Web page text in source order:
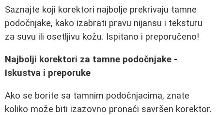
Saznajte koji korektori najbolje prekrivaju tamne
podočnjake, kako izabrati pravu nijansu i teksturu
za suvu ili osetljivu kožu. Ispitano i preporučeno!
Najbolji korektori za tamne podočnjake -
Iskustva i preporuke
Ako se borite sa tamnim podočnjacima, znate
koliko može biti izazovno pronaći savršen korektor.